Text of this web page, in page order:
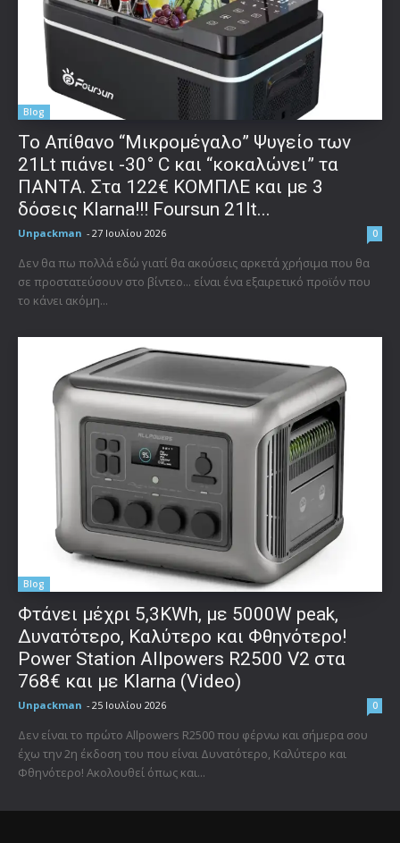
Blog
Το Απίθανο “Μικρομέγαλο” Ψυγείο των
21Lt πιάνει -30° C και “κοκαλώνει” τα
ΠΑΝΤΑ. Στα 122€ ΚΟΜΠΛΕ και με 3
δόσεις Klarna!!! Foursun 21lt...
Unpackman - 27 Ιουλίου 2026 0
Δεν θα πω πολλά εδώ γιατί θα ακούσεις αρκετά χρήσιμα που θα
σε προστατεύσουν στο βίντεο... είναι ένα εξαιρετικό προϊόν που
το κάνει ακόμη...
Blog
Φτάνει μέχρι 5,3KWh, με 5000W peak,
Δυνατότερο, Καλύτερο και Φθηνότερο!
Power Station Allpowers R2500 V2 στα
768€ και με Klarna (Video)
Unpackman - 25 Ιουλίου 2026 0
Δεν είναι το πρώτο Allpowers R2500 που φέρνω και σήμερα σου
έχω την 2η έκδοση του που είναι Δυνατότερο, Καλύτερο και
Φθηνότερο! Ακολουθεί όπως και...